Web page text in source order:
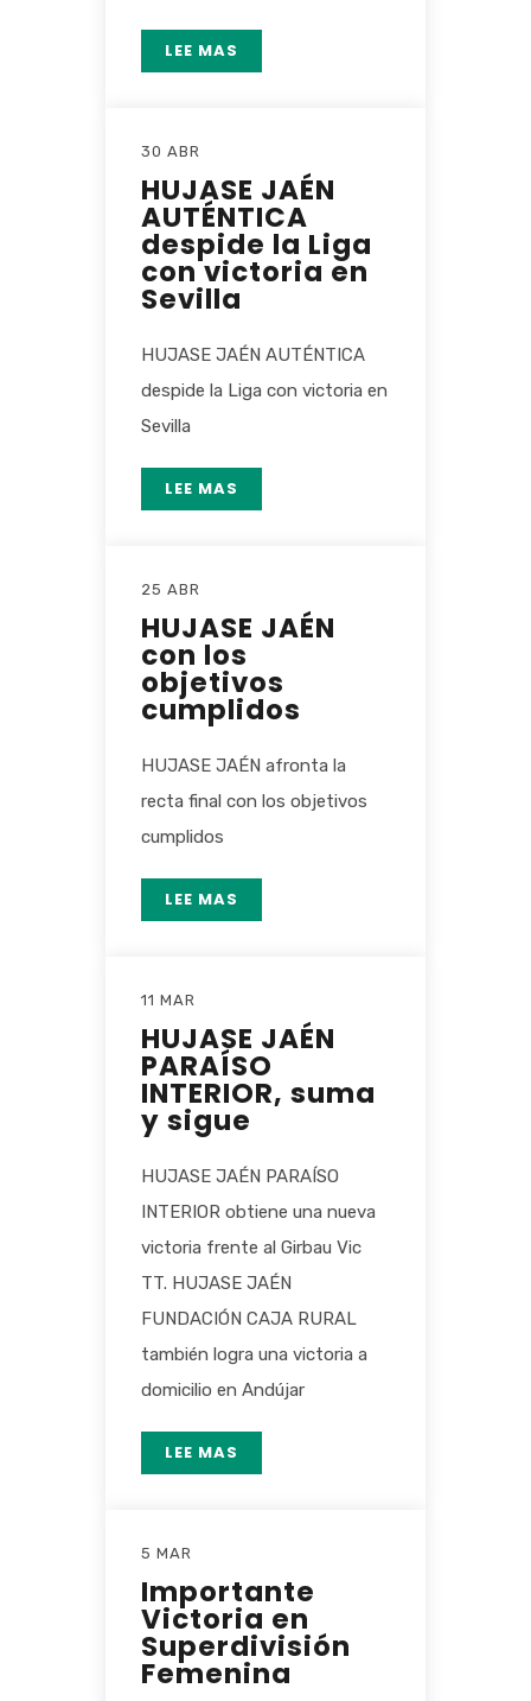
LEE MAS
30 ABR
HUJASE JAÉN
AUTÉNTICA
despide la Liga
con victoria en
Sevilla
HUJASE JAÉN AUTÉNTICA
despide la Liga con victoria en
Sevilla
LEE MAS
25 ABR
HUJASE JAÉN
con los
objetivos
cumplidos
HUJASE JAÉN afronta la
recta final con los objetivos
cumplidos
LEE MAS
11 MAR
HUJASE JAÉN
PARAÍSO
INTERIOR, suma
y sigue
HUJASE JAÉN PARAÍSO
INTERIOR obtiene una nueva
victoria frente al Girbau Vic
TT. HUJASE JAÉN
FUNDACIÓN CAJA RURAL
también logra una victoria a
domicilio en Andújar
LEE MAS
5 MAR
Importante
Victoria en
Superdivisión
Femenina